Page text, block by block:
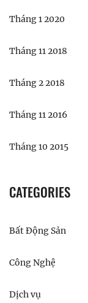
Tháng 1 2020
Tháng 11 2018
Tháng 2 2018
Tháng 11 2016
Tháng 10 2015
CATEGORIES
Bất Động Sản
Công Nghệ
Dịch vụ